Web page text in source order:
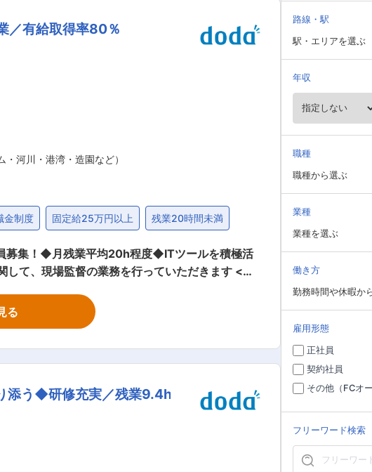
／有給取得率80％
河川・港湾・造園など）
金制度 固定給25万円以上 残業20時間未満
募集！◆月残業平均20h程度◆ITツールを積極活
。見える化し、属人的な業務を廃したことによ
今どこで何が起きているのかがリアルタイムに
供たちと取り組む里山保全活動を継続。環境に
る
添う◆研修充実／残業9.4h
路線・駅
駅・エリアを選ぶ
年収
職種
職種から選ぶ
業種
業種を選ぶ
働き方
勤務時間や休暇か
雇用形態
正社員
契約社員
その他（FCオ
フリーワード検索